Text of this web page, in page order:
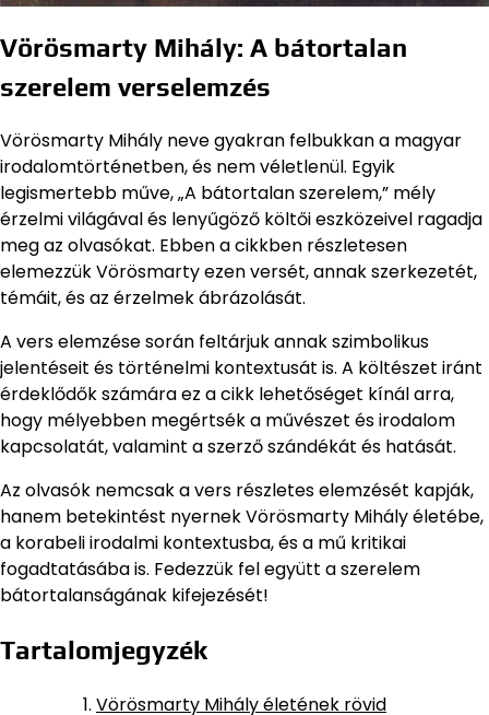
Vörösmarty Mihály: A bátortalan
szerelem verselemzés
Vörösmarty Mihály neve gyakran felbukkan a magyar
irodalomtörténetben, és nem véletlenül. Egyik
legismertebb műve, „A bátortalan szerelem,” mély
érzelmi világával és lenyűgöző költői eszközeivel ragadja
meg az olvasókat. Ebben a cikkben részletesen
elemezzük Vörösmarty ezen versét, annak szerkezetét,
témáit, és az érzelmek ábrázolását.
A vers elemzése során feltárjuk annak szimbolikus
jelentéseit és történelmi kontextusát is. A költészet iránt
érdeklődők számára ez a cikk lehetőséget kínál arra,
hogy mélyebben megértsék a művészet és irodalom
kapcsolatát, valamint a szerző szándékát és hatását.
Az olvasók nemcsak a vers részletes elemzését kapják,
hanem betekintést nyernek Vörösmarty Mihály életébe,
a korabeli irodalmi kontextusba, és a mű kritikai
fogadtatásába is. Fedezzük fel együtt a szerelem
bátortalanságának kifejezését!
Tartalomjegyzék
Vörösmarty Mihály életének rövid